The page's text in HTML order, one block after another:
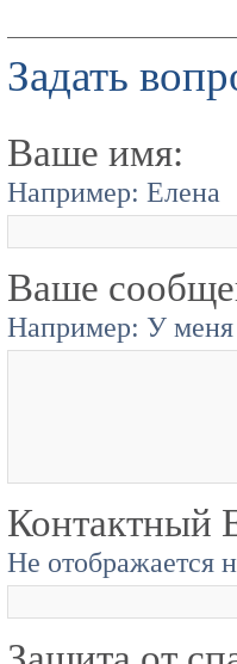
Задать
Ваше имя:
Например: Елена
Ваше
Например: У меня
Контактный
Не отображается